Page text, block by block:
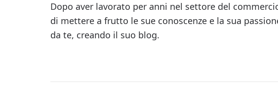
Dopo aver lavorato per anni nel settore del
di mettere a frutto le sue conoscenze e la sua
da te, creando il suo blog.